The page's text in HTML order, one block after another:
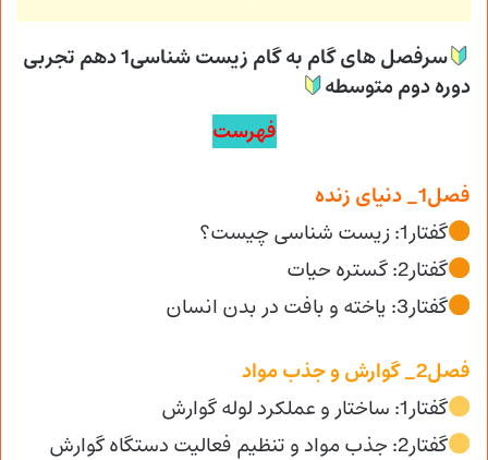
سرفصل های گام به گام زیست شناسی1 دهم تجربی
دوره دوم متوسطه
فهرست
فصل1_ دنیای زنده
گفتار1: زیست شناسی چیست؟
گفتار2: گستره حیات
گفتار3: یاخته و بافت در بدن انسان
فصل2_ گوارش و جذب مواد
گفتار1: ساختار و عملکرد لوله گوارش
گفتار2: جذب مواد و تنظیم فعالیت دستگاه گوارش